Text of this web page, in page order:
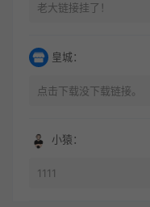
老大链接挂了！
皇城：
点击下载没下载链接。
小猿：
1111